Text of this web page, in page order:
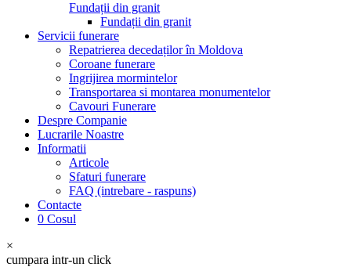
Fundații din granit
Fundații din granit
Servicii funerare
Repatrierea decedaților în Moldova
Coroane funerare
Ingrijirea mormintelor
Transportarea si montarea monumentelor
Cavouri Funerare
Despre Companie
Lucrarile Noastre
Informatii
Articole
Sfaturi funerare
FAQ (intrebare - raspuns)
Contacte
0 Cosul
×
cumpara intr-un click